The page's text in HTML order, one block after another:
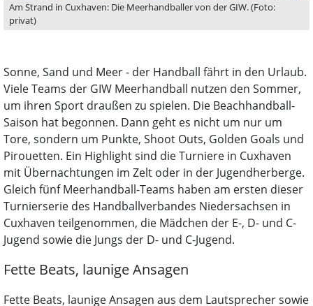
Am Strand in Cuxhaven: Die Meerhandballer von der GIW. (Foto:
privat)
Sonne, Sand und Meer - der Handball fährt in den Urlaub.
Viele Teams der GIW Meerhandball nutzen den Sommer,
um ihren Sport draußen zu spielen. Die Beachhandball-
Saison hat begonnen. Dann geht es nicht um nur um
Tore, sondern um Punkte, Shoot Outs, Golden Goals und
Pirouetten. Ein Highlight sind die Turniere in Cuxhaven
mit Übernachtungen im Zelt oder in der Jugendherberge.
Gleich fünf Meerhandball-Teams haben am ersten dieser
Turnierserie des Handballverbandes Niedersachsen in
Cuxhaven teilgenommen, die Mädchen der E-, D- und C-
Jugend sowie die Jungs der D- und C-Jugend.
Fette Beats, launige Ansagen
Fette Beats, launige Ansagen aus dem Lautsprecher sowie